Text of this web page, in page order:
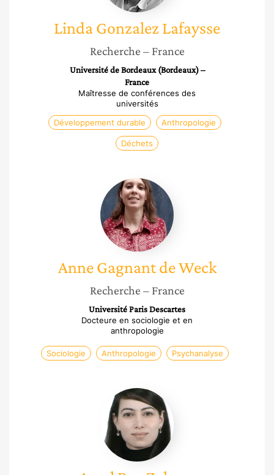
LindaGonzalez Lafaysse
Recherche – France
Université de Bordeaux (Bordeaux) –
France
Maîtresse de conférences des
universités
Développement durable
Anthropologie
Déchets
Anne
Gagnant
de
Weck
Anne Gagnant de Weck
Recherche – France
Université Paris Descartes
Docteure en sociologie et en
anthropologie
Sociologie Anthropologie Psychanalyse
Amel
Ben
Zakour